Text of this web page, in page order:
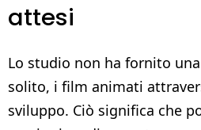
attesi
Lo studio non ha fornito
solito, i film animati
sviluppo. Ciò significa che